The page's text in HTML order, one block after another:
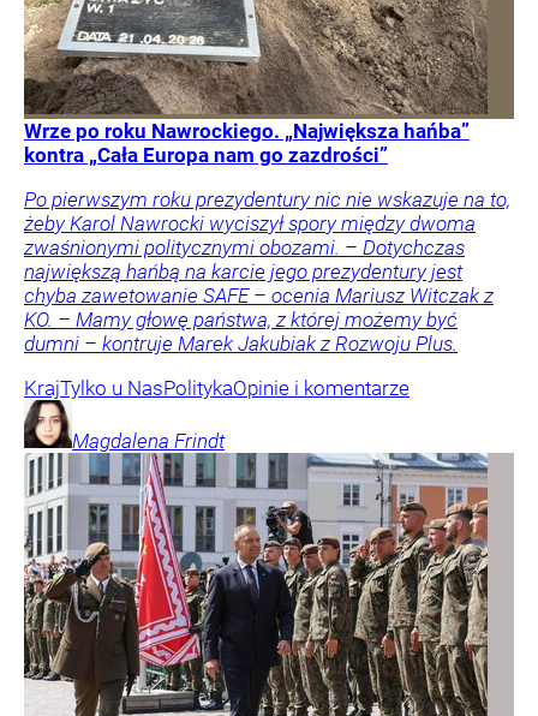
Wrze po roku Nawrockiego. „Największa hańba”
kontra „Cała Europa nam go zazdrości”
Po pierwszym roku prezydentury nic nie wskazuje na to,
żeby Karol Nawrocki wyciszył spory między dwoma
zwaśnionymi politycznymi obozami. – Dotychczas
największą hańbą na karcie jego prezydentury jest
chyba zawetowanie SAFE – ocenia Mariusz Witczak z
KO. – Mamy głowę państwa, z której możemy być
dumni – kontruje Marek Jakubiak z Rozwoju Plus.
KrajTylko u NasPolitykaOpinie i komentarze
Magdalena Frindt